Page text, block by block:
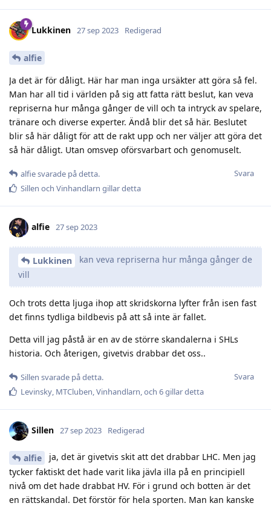
Lukkinen 27 sep 2023 Redigerad
alfie
Ja det är för dåligt. Här har man inga ursäkter att göra så fel.
Man har all tid i världen på sig att fatta rätt beslut, kan veva
repriserna hur många gånger de vill och ta intryck av spelare,
tränare och diverse experter. Ändå blir det så här. Beslutet
blir så här dåligt för att de rakt upp och ner väljer att göra det
så här dåligt. Utan omsvep oförsvarbart och genomuselt.
Svara
alfiesvarade på detta.
Sillen och Vinhandlarn gillar detta
alfie 27 sep 2023
Lukkinen
kan veva repriserna hur många gånger de
vill
Och trots detta ljuga ihop att skridskorna lyfter från isen fast
det finns tydliga bildbevis på att så inte är fallet.
Detta vill jag påstå är en av de större skandalerna i SHLs
historia. Och återigen, givetvis drabbar det oss..
Svara
Sillen svarade på detta.
Levinsky, MTCluben,Vinhandlarn, och 6gillar detta
Sillen 27 sep 2023 Redigerad
alfie
ja, det är givetvis skit att det drabbar LHC. Men jag
tycker faktiskt det hade varit lika jävla illa på en principiell
nivå om det hade drabbat HV. För i grund och botten är det
en rättskandal. Det förstör för hela sporten. Man kan kanske